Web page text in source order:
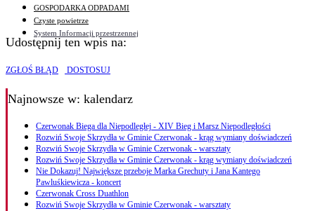
GOSPODARKA ODPADAMI
Czyste powietrze
System Informacji przestrzennej
Udostępnij ten wpis na:
ZGŁOŚ BŁĄD DOSTOSUJ
Najnowsze w: kalendarz
Czerwonak Biega dla Niepodległej - XIV Bieg i Marsz Niepodległości
Rozwiń Swoje Skrzydła w Gminie Czerwonak - krąg wymiany doświadczeń
Rozwiń Swoje Skrzydła w Gminie Czerwonak - warsztaty
Rozwiń Swoje Skrzydła w Gminie Czerwonak - krąg wymiany doświadczeń
Nie Dokazuj! Największe przeboje Marka Grechuty i Jana Kantego
Pawluśkiewicza - koncert
Czerwonak Cross Duathlon
Rozwiń Swoje Skrzydła w Gminie Czerwonak - warsztaty